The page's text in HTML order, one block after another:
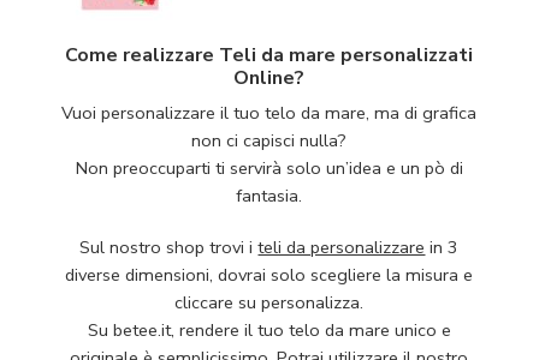
Come realizzare Teli da mare personalizzati
Online?
Vuoi personalizzare il tuo telo da mare, ma di grafica
non ci capisci nulla?
Non preoccuparti ti servirà solo un’idea e un pò di
fantasia.
Sul nostro shop trovi iteli da personalizzare in 3
diverse dimensioni, dovrai solo scegliere la misura e
cliccare su personalizza.
Su betee.it, rendere il tuo telo da mare unico e